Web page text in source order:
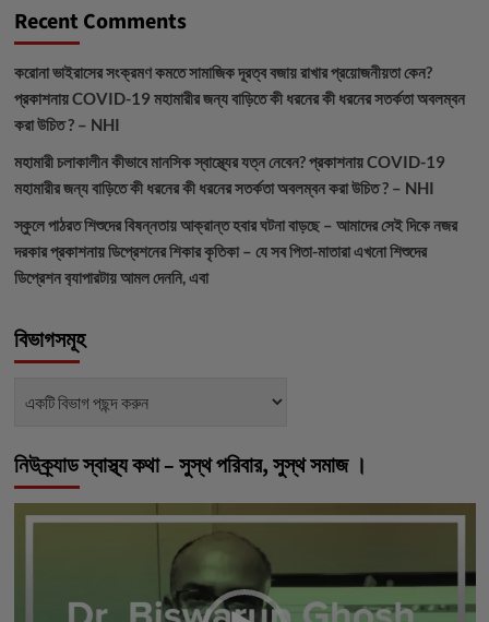
Recent Comments
করোনা ভাইরাসের সংক্রমণ কমতে সামাজিক দূরত্ব বজায় রাখার প্রয়োজনীয়তা কেন?
প্রকাশনায়COVID-19 মহামারীর জন্য বাড়িতে কী ধরনের কী ধরনের সতর্কতা অবলম্বন
করা উচিত ? – NHI
মহামারী চলাকালীন কীভাবে মানসিক স্বাস্থ্যের যত্ন নেবেন?প্রকাশনায়COVID-19
মহামারীর জন্য বাড়িতে কী ধরনের কী ধরনের সতর্কতা অবলম্বন করা উচিত ? – NHI
স্কুলে পাঠরত শিশুদের বিষন্নতায় আক্রান্ত হবার ঘটনা বাড়ছে – আমাদের সেই দিকে নজর
দরকারপ্রকাশনায়ডিপ্রেশনের শিকার কৃতিকা – যে সব পিতা-মাতারা এখনো শিশুদের
ডিপ্রেশন ব‍্যাপারটায় আমল দেননি, এবা
বিভাগসমূহ
বিভাগসমূহ
নিউক্র্যাড স্বাস্থ্য কথা – সুস্থ পরিবার, সুস্থ সমাজ ।
ভিডিও